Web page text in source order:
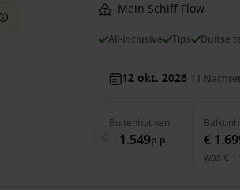
Mein Schiff Flow
All-inclusive Tips Duitse
12 okt. 2026 11
Buitenhutvan
€ 1.549p.p. €
was€